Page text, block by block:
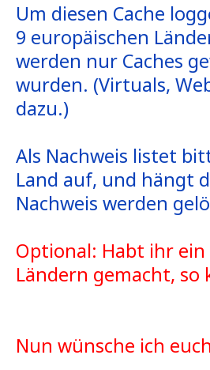
Um diesen Cache
9 europäischen
werden nur Caches
wurden. (Virtuals,
dazu.)
Als Nachweis listet
Land auf, und hängt
Nachweis werden
Optional: Habt ihr
Ländern gemacht,
Nun wünsche ich